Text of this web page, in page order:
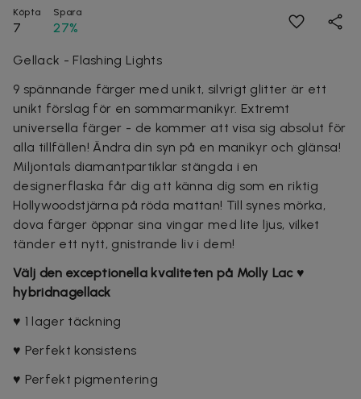
Köpta
7
Spara
27%
Gellack - Flashing Lights
9 spännande färger med unikt, silvrigt glitter är ett
unikt förslag för en sommarmanikyr. Extremt
universella färger - de kommer att visa sig absolut för
alla tillfällen! Ändra din syn på en manikyr och glänsa!
Miljontals diamantpartiklar stängda i en
designerflaska får dig att känna dig som en riktig
Hollywoodstjärna på röda mattan! Till synes mörka,
dova färger öppnar sina vingar med lite ljus, vilket
tänder ett nytt, gnistrande liv i dem!
Välj den exceptionella kvaliteten på Molly Lac ♥
hybridnagellack
♥ 1 lager täckning
♥ Perfekt konsistens
♥ Perfekt pigmentering